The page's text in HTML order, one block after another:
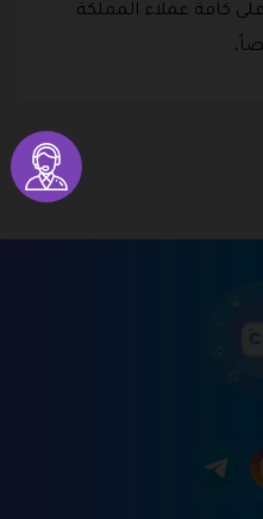
كافة عملاء المملكة